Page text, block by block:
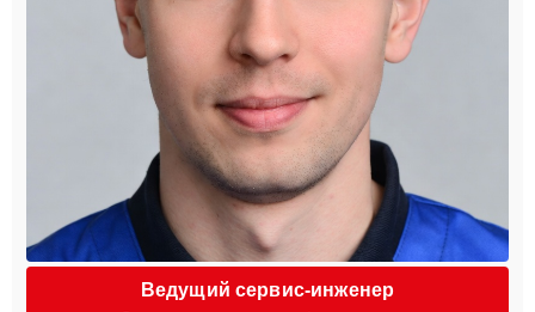
Ведущий сервис-инженер